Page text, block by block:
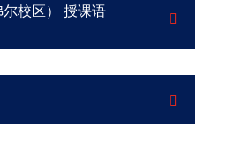
校区） 授课语